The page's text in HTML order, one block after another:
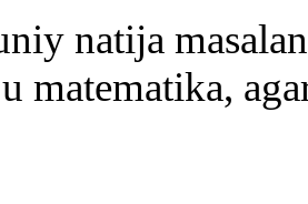
natija
matematika,